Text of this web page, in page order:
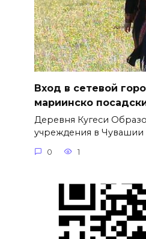
Вход в сетевой
мариинско
Деревня Кугеси
учреждения в Чувашии
0 1